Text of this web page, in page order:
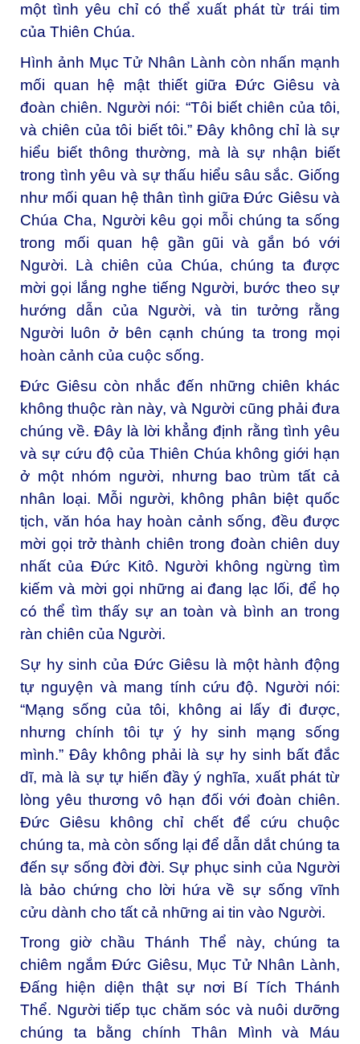
một tình yêu chỉ có thể xuất phát từ trái tim
của Thiên Chúa.
Hình ảnh Mục Tử Nhân Lành còn nhấn mạnh
mối quan hệ mật thiết giữa Đức Giêsu và
đoàn chiên. Người nói: “Tôi biết chiên của tôi,
và chiên của tôi biết tôi.” Đây không chỉ là sự
hiểu biết thông thường, mà là sự nhận biết
trong tình yêu và sự thấu hiểu sâu sắc. Giống
như mối quan hệ thân tình giữa Đức Giêsu và
Chúa Cha, Người kêu gọi mỗi chúng ta sống
trong mối quan hệ gần gũi và gắn bó với
Người. Là chiên của Chúa, chúng ta được
mời gọi lắng nghe tiếng Người, bước theo sự
hướng dẫn của Người, và tin tưởng rằng
Người luôn ở bên cạnh chúng ta trong mọi
hoàn cảnh của cuộc sống.
Đức Giêsu còn nhắc đến những chiên khác
không thuộc ràn này, và Người cũng phải đưa
chúng về. Đây là lời khẳng định rằng tình yêu
và sự cứu độ của Thiên Chúa không giới hạn
ở một nhóm người, nhưng bao trùm tất cả
nhân loại. Mỗi người, không phân biệt quốc
tịch, văn hóa hay hoàn cảnh sống, đều được
mời gọi trở thành chiên trong đoàn chiên duy
nhất của Đức Kitô. Người không ngừng tìm
kiếm và mời gọi những ai đang lạc lối, để họ
có thể tìm thấy sự an toàn và bình an trong
ràn chiên của Người.
Sự hy sinh của Đức Giêsu là một hành động
tự nguyện và mang tính cứu độ. Người nói:
“Mạng sống của tôi, không ai lấy đi được,
nhưng chính tôi tự ý hy sinh mạng sống
mình.” Đây không phải là sự hy sinh bất đắc
dĩ, mà là sự tự hiến đầy ý nghĩa, xuất phát từ
lòng yêu thương vô hạn đối với đoàn chiên.
Đức Giêsu không chỉ chết để cứu chuộc
chúng ta, mà còn sống lại để dẫn dắt chúng ta
đến sự sống đời đời. Sự phục sinh của Người
là bảo chứng cho lời hứa về sự sống vĩnh
cửu dành cho tất cả những ai tin vào Người.
Trong giờ chầu Thánh Thể này, chúng ta
chiêm ngắm Đức Giêsu, Mục Tử Nhân Lành,
Đấng hiện diện thật sự nơi Bí Tích Thánh
Thể. Người tiếp tục chăm sóc và nuôi dưỡng
chúng ta bằng chính Thân Mình và Máu